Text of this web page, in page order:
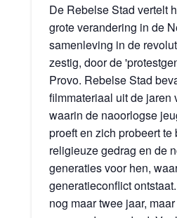
De Rebelse Stad vertelt
grote verandering in de
samenleving in de
zestig, door de
Provo. Rebelse Stad
filmmateriaal uit de jaren
waarin de naoorlogse
proeft en zich probeert
religieuze gedrag en de
generaties voor hen,
generatieconflict
nog maar twee jaar,